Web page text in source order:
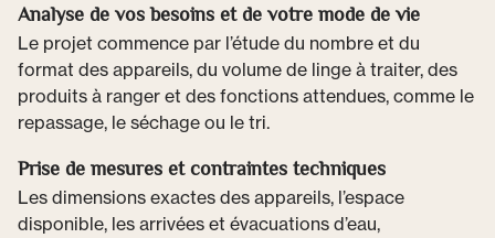
Analyse de vos besoins et de votre mode de vie
Le projet commence par l’étude du nombre et du
format des appareils, du volume de linge à traiter, des
produits à ranger et des fonctions attendues, comme le
repassage, le séchage ou le tri.
Prise de mesures et contraintes techniques
Les dimensions exactes des appareils, l’espace
disponible, les arrivées et évacuations d’eau,